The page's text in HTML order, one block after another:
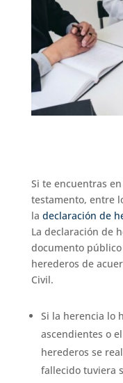
Si te encuentras
testamento, entre
la declaración de
La declaración de
documento
herederos de
Civil.
Si la herencia lo
ascendientes o
herederos se
fallecido tuviera